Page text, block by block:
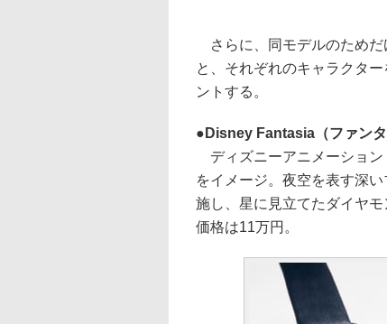
さらに、同モデルのためだ
と、それぞれのキャラクタ
ントする。
Disney Fantasia（ファンタ
ディズニーアニメーション
をイメージ。夜空を表す深
施し、星に見立てたダイヤ
価格は11万円。